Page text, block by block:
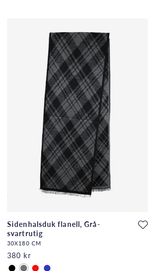
Sidenhalsduk flanell, Grå-
svartrutig
30X180 CM
380 kr